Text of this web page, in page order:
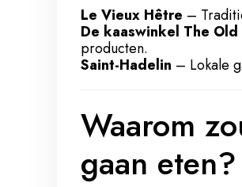
Le Vieux Hêtre –
De kaaswinkel The
producten.
Saint-Hadelin – Lokale
Waarom
gaan eten?